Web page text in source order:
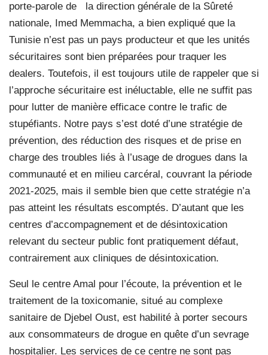
porte-parole de la direction générale de la Sûreté
nationale, Imed Memmacha, a bien expliqué que la
Tunisie n’est pas un pays producteur et que les unités
sécuritaires sont bien préparées pour traquer les
dealers. Toutefois, il est toujours utile de rappeler que si
l’approche sécuritaire est inéluctable, elle ne suffit pas
pour lutter de manière efficace contre le trafic de
stupéfiants. Notre pays s’est doté d’une stratégie de
prévention, des réduction des risques et de prise en
charge des troubles liés à l’usage de drogues dans la
communauté et en milieu carcéral, couvrant la période
2021-2025, mais il semble bien que cette stratégie n’a
pas atteint les résultats escomptés. D’autant que les
centres d’accompagnement et de désintoxication
relevant du secteur public font pratiquement défaut,
contrairement aux cliniques de désintoxication.
Seul le centre Amal pour l’écoute, la prévention et le
traitement de la toxicomanie, situé au complexe
sanitaire de Djebel Oust, est habilité à porter secours
aux consommateurs de drogue en quête d’un sevrage
hospitalier. Les services de ce centre ne sont pas